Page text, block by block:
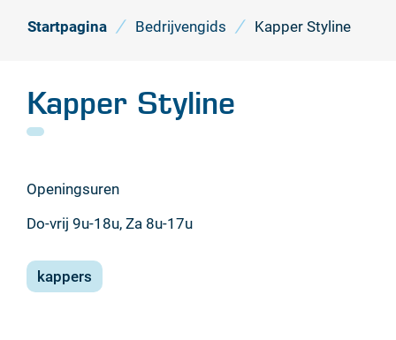
Startpagina Bedrijvengids Kapper Styline
Kapper Styline
Openingsuren
Do-vrij 9u-18u, Za 8u-17u
kappers